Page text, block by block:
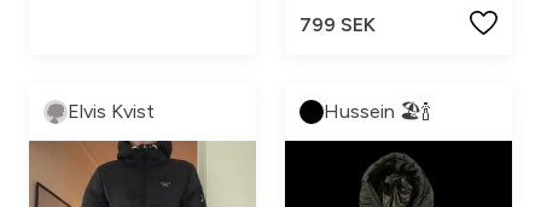
799 SEK
Elvis Kvist Hussein 🏖️🍾